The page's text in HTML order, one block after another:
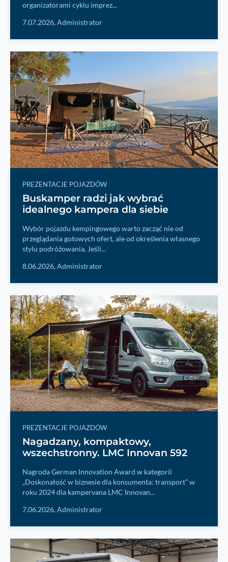
organizatorami cyklu imprez...
7.07.2026,Administrator
PREZENTACJE POJAZDÓW
Buskamper radzi jak wybrać
idealnego kampera dla siebie
Wybór pojazdu kempingowego warto zacząć nie od
przeglądania gotowych ofert, ale od określenia własnego
stylu podróżowania. Jeśli...
8.06.2026,Administrator
PREZENTACJE POJAZDÓW
Nagadzany, kompaktowy,
wszechstronny. LMC Innovan 592
Nagroda German Innovation Award w kategorii
„Doskonałość w biznesie dla konsumenta: transport” w
roku 2024 dla kampervana LMC Innovan...
7.06.2026,Administrator